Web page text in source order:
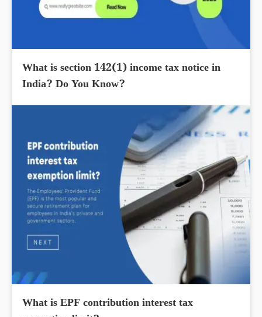
What is section 142(1) income tax notice in
India? Do You Know?
What is EPF contribution interest tax